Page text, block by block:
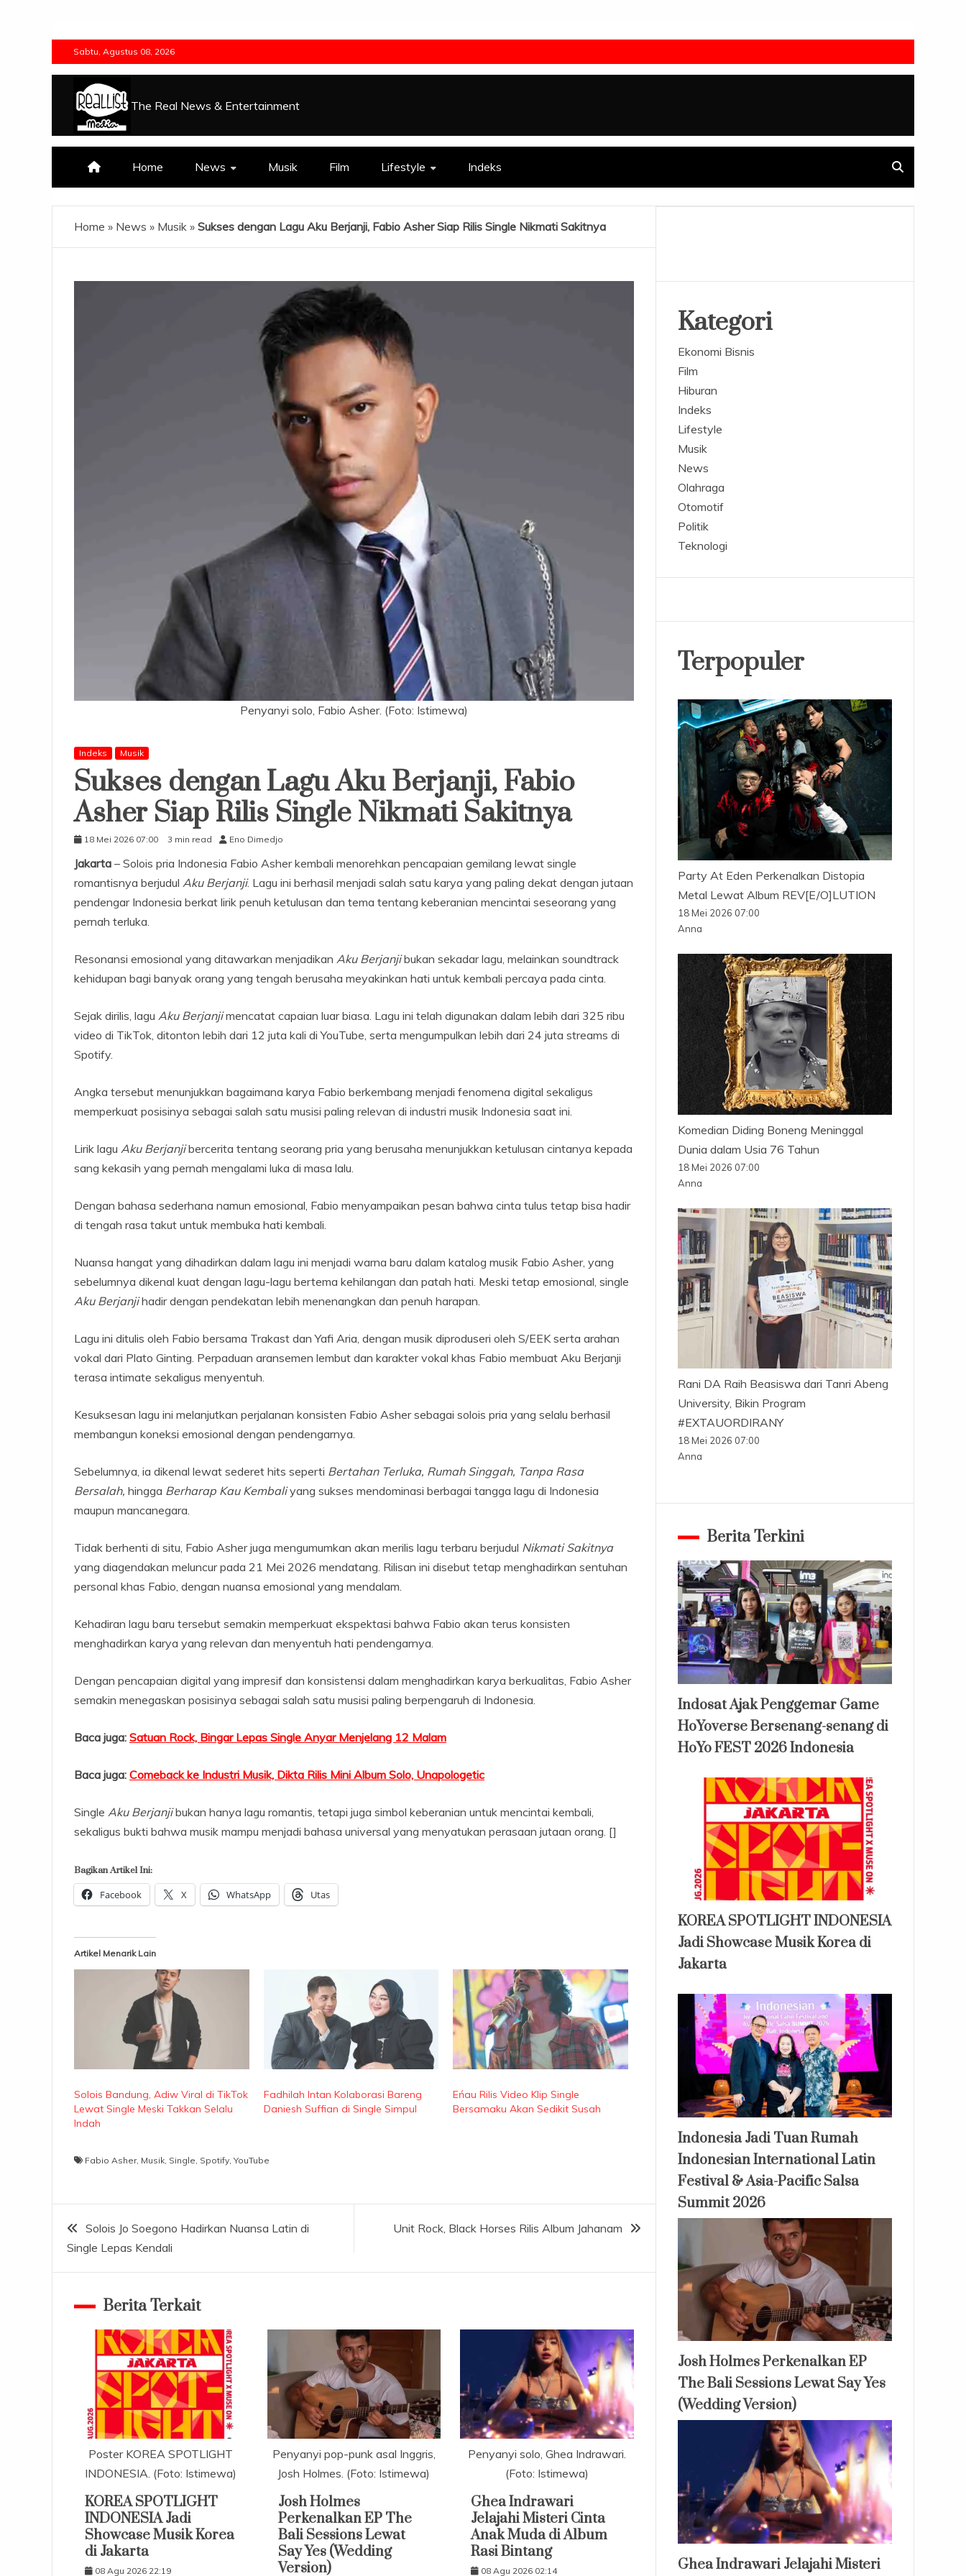
Sabtu, Agustus 08, 2026
The Real News & Entertainment
Home News Musik Film Lifestyle Indeks
Home » News » Musik » Sukses dengan Lagu Aku Berjanji, Fabio Asher Siap Rilis Single Nikmati Sakitnya
Penyanyi solo, Fabio Asher. (Foto: Istimewa)
Indeks Musik
Sukses dengan Lagu Aku Berjanji, Fabio
Asher Siap Rilis Single Nikmati Sakitnya
18 Mei 2026 07:00 3 min read Eno Dimedjo
Jakarta – Solois pria Indonesia Fabio Asher kembali menorehkan pencapaian gemilang lewat single
romantisnya berjudul Aku Berjanji. Lagu ini berhasil menjadi salah satu karya yang paling dekat dengan jutaan
pendengar Indonesia berkat lirik penuh ketulusan dan tema tentang keberanian mencintai seseorang yang
pernah terluka.
Resonansi emosional yang ditawarkan menjadikan Aku Berjanjibukan sekadar lagu, melainkan soundtrack
kehidupan bagi banyak orang yang tengah berusaha meyakinkan hati untuk kembali percaya pada cinta.
Sejak dirilis, lagu Aku Berjanjimencatat capaian luar biasa. Lagu ini telah digunakan dalam lebih dari 325 ribu
video di TikTok, ditonton lebih dari 12 juta kali di YouTube, serta mengumpulkan lebih dari 24 juta streams di
Spotify.
Angka tersebut menunjukkan bagaimana karya Fabio berkembang menjadi fenomena digital sekaligus
memperkuat posisinya sebagai salah satu musisi paling relevan di industri musik Indonesia saat ini.
Lirik lagu Aku Berjanjibercerita tentang seorang pria yang berusaha menunjukkan ketulusan cintanya kepada
sang kekasih yang pernah mengalami luka di masa lalu.
Dengan bahasa sederhana namun emosional, Fabio menyampaikan pesan bahwa cinta tulus tetap bisa hadir
di tengah rasa takut untuk membuka hati kembali.
Nuansa hangat yang dihadirkan dalam lagu ini menjadi warna baru dalam katalog musik Fabio Asher, yang
sebelumnya dikenal kuat dengan lagu-lagu bertema kehilangan dan patah hati. Meski tetap emosional, single
Aku Berjanjihadir dengan pendekatan lebih menenangkan dan penuh harapan.
Lagu ini ditulis oleh Fabio bersama Trakast dan Yafi Aria, dengan musik diproduseri oleh S/EEK serta arahan
vokal dari Plato Ginting. Perpaduan aransemen lembut dan karakter vokal khas Fabio membuat Aku Berjanji
terasa intimate sekaligus menyentuh.
Kesuksesan lagu ini melanjutkan perjalanan konsisten Fabio Asher sebagai solois pria yang selalu berhasil
membangun koneksi emosional dengan pendengarnya.
Sebelumnya, ia dikenal lewat sederet hits seperti Bertahan Terluka, Rumah Singgah, Tanpa Rasa
Bersalah, hingga Berharap Kau Kembaliyang sukses mendominasi berbagai tangga lagu di Indonesia
maupun mancanegara.
Tidak berhenti di situ, Fabio Asher juga mengumumkan akan merilis lagu terbaru berjudul Nikmati Sakitnya
yang diagendakan meluncur pada 21 Mei 2026 mendatang. Rilisan ini disebut tetap menghadirkan sentuhan
personal khas Fabio, dengan nuansa emosional yang mendalam.
Kehadiran lagu baru tersebut semakin memperkuat ekspektasi bahwa Fabio akan terus konsisten
menghadirkan karya yang relevan dan menyentuh hati pendengarnya.
Dengan pencapaian digital yang impresif dan konsistensi dalam menghadirkan karya berkualitas, Fabio Asher
semakin menegaskan posisinya sebagai salah satu musisi paling berpengaruh di Indonesia.
Baca juga: Satuan Rock, Bingar Lepas Single Anyar Menjelang 12 Malam
Baca juga: Comeback ke Industri Musik, Dikta Rilis Mini Album Solo, Unapologetic
Single Aku Berjanjibukan hanya lagu romantis, tetapi juga simbol keberanian untuk mencintai kembali,
sekaligus bukti bahwa musik mampu menjadi bahasa universal yang menyatukan perasaan jutaan orang. []
Bagikan Artikel Ini:
Facebook X WhatsApp Utas
Artikel Menarik Lain
Solois Bandung, Adiw Viral di TikTok
Lewat Single Meski Takkan Selalu
Indah
Fadhilah Intan Kolaborasi Bareng
Daniesh Suffian di Single Simpul
Eńau Rilis Video Klip Single
Bersamaku Akan Sedikit Susah
Fabio Asher, Musik, Single, Spotify, YouTube
Navigasi
pos
Solois Jo Soegono Hadirkan Nuansa Latin di
Single Lepas Kendali
Unit Rock, Black Horses Rilis Album Jahanam
Berita Terkait
Poster KOREA SPOTLIGHT
INDONESIA. (Foto: Istimewa)
KOREA SPOTLIGHT
INDONESIA Jadi
Showcase Musik Korea
di Jakarta
08 Agu 2026 22:19
Penyanyi pop-punk asal Inggris,
Josh Holmes. (Foto: Istimewa)
Josh Holmes
Perkenalkan EP The
Bali Sessions Lewat
Say Yes (Wedding
Version)
Penyanyi solo, Ghea Indrawari.
(Foto: Istimewa)
Ghea Indrawari
Jelajahi Misteri Cinta
Anak Muda di Album
Rasi Bintang
08 Agu 2026 02:14
Kategori
Ekonomi Bisnis
Film
Hiburan
Indeks
Lifestyle
Musik
News
Olahraga
Otomotif
Politik
Teknologi
Terpopuler
Party At Eden Perkenalkan Distopia
Metal Lewat Album REV[E/O]LUTION
18 Mei 2026 07:00
Anna
Komedian Diding Boneng Meninggal
Dunia dalam Usia 76 Tahun
18 Mei 2026 07:00
Anna
Rani DA Raih Beasiswa dari Tanri Abeng
University, Bikin Program
#EXTAUORDIRANY
18 Mei 2026 07:00
Anna
Berita Terkini
Indosat Ajak Penggemar Game
HoYoverse Bersenang-senang di
HoYo FEST 2026 Indonesia
KOREA SPOTLIGHT INDONESIA
Jadi Showcase Musik Korea di
Jakarta
Indonesia Jadi Tuan Rumah
Indonesian International Latin
Festival & Asia-Pacific Salsa
Summit 2026
Josh Holmes Perkenalkan EP
The Bali Sessions Lewat Say Yes
(Wedding Version)
Ghea Indrawari Jelajahi Misteri